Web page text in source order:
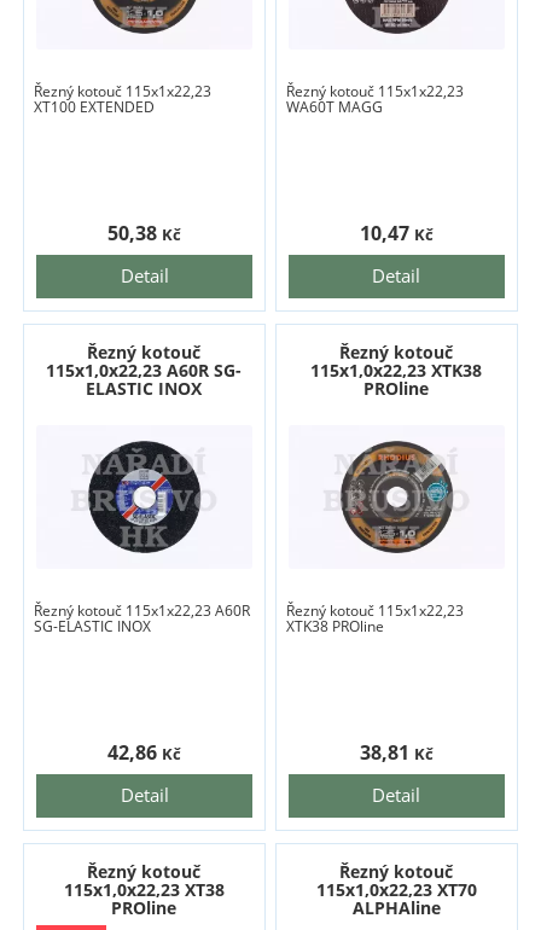
Řezný kotouč 115x1x22,23
XT100 EXTENDED
Detail
50,38 Kč
Řezný kotouč 115x1x22,23
WA60T MAGG
Detail
10,47 Kč
Řezný kotouč
115x1,0x22,23 A60R SG-
ELASTIC INOX
Řezný kotouč 115x1x22,23 A60R
SG-ELASTIC INOX
Detail
42,86 Kč
Řezný kotouč
115x1,0x22,23 XTK38
PROline
Řezný kotouč 115x1x22,23
XTK38 PROline
Detail
38,81 Kč
Řezný kotouč
115x1,0x22,23 XT38
PROline
Řezný kotouč
115x1,0x22,23 XT70
ALPHAline